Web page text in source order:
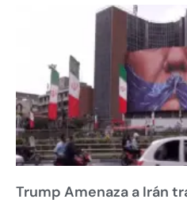
Trump Amenaza a Irán